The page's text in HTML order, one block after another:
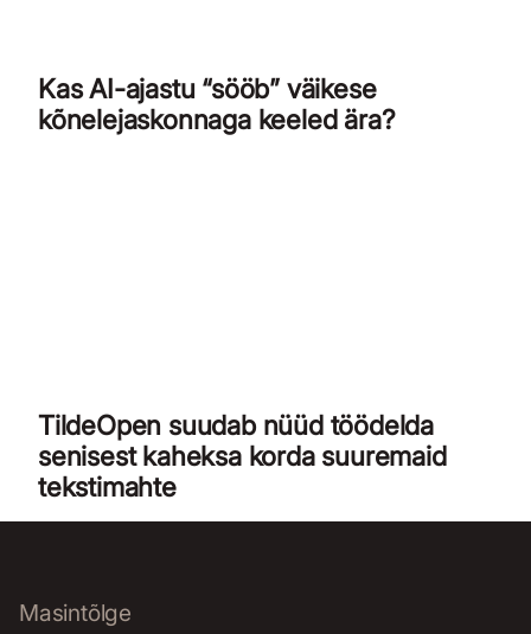
Kas AI-ajastu “sööb” väikese
kõnelejaskonnaga keeled ära?
TildeOpen suudab nüüd töödelda
senisest kaheksa korda suuremaid
tekstimahte
Masintõlge